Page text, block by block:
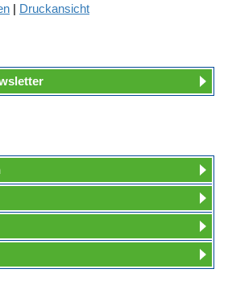
| Druckansicht